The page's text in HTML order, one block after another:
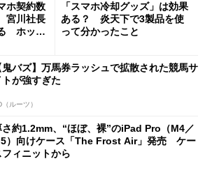
ホ契約数
宮川社長
ホッピ
「スマホ冷却グッズ」は効果
ある？ 炎天下で3製品を使
って分かったこと
鬼バズ】万馬券ラッシュで拡散された競馬サ
トが強すぎた
（ルーツ）
さ約1.2mm、“ほぼ、裸”のiPad Pro（M4／
）向けケース「The Frost Air」発売 ケー
フィニットから